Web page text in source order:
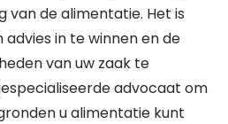
van de alimentatie. Het is
in te winnen en de
van uw zaak te
advocaat om
u alimentatie kunt